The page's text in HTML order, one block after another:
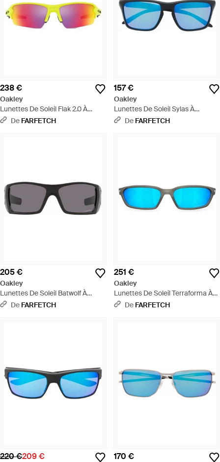
238 €
Oakley
Lunettes De Soleil Flak 2.0 À
Monture Rectangulaire - Rose
De FARFETCH
157 €
Oakley
Lunettes De Soleil Sylas À
Monture Rectangulaire - Bleu
De FARFETCH
205 €
Oakley
Lunettes De Soleil Batwolf À
Monture Rectangulaire - Gris
De FARFETCH
251 €
Oakley
Lunettes De Soleil Terraforma À
Monture Rectangulaire - Bleu
De FARFETCH
220 €209 € 170 €